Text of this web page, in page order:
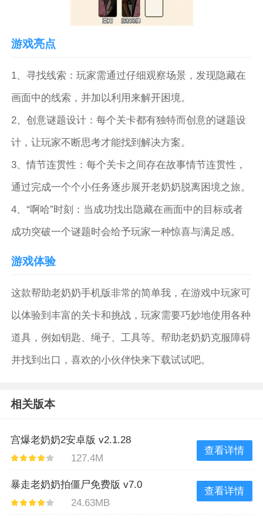
游戏亮点
1、寻找线索：玩家需通过仔细观察场景，发现隐藏在
画面中的线索，并加以利用来解开困境。
2、创意谜题设计：每个关卡都有独特而创意的谜题设
计，让玩家不断思考才能找到解决方案。
3、情节连贯性：每个关卡之间存在故事情节连贯性，
通过完成一个个小任务逐步展开老奶奶脱离困境之旅。
4、“啊哈”时刻：当成功找出隐藏在画面中的目标或者
成功突破一个谜题时会给予玩家一种惊喜与满足感。
游戏体验
这款​帮助老奶奶手机版非常的简单我，在游戏中玩家可
以体验到丰富的关卡和挑战，玩家需要巧妙地使用各种
道具，例如钥匙、绳子、工具等。帮助老奶奶克服障碍
并找到出口，喜欢的小伙伴快来下载试试吧。
相关版本
宫爆老奶奶2安卓版 v2.1.28
127.4M
查看详情
暴走老奶奶拍僵尸免费版 v7.0
24.63MB
查看详情